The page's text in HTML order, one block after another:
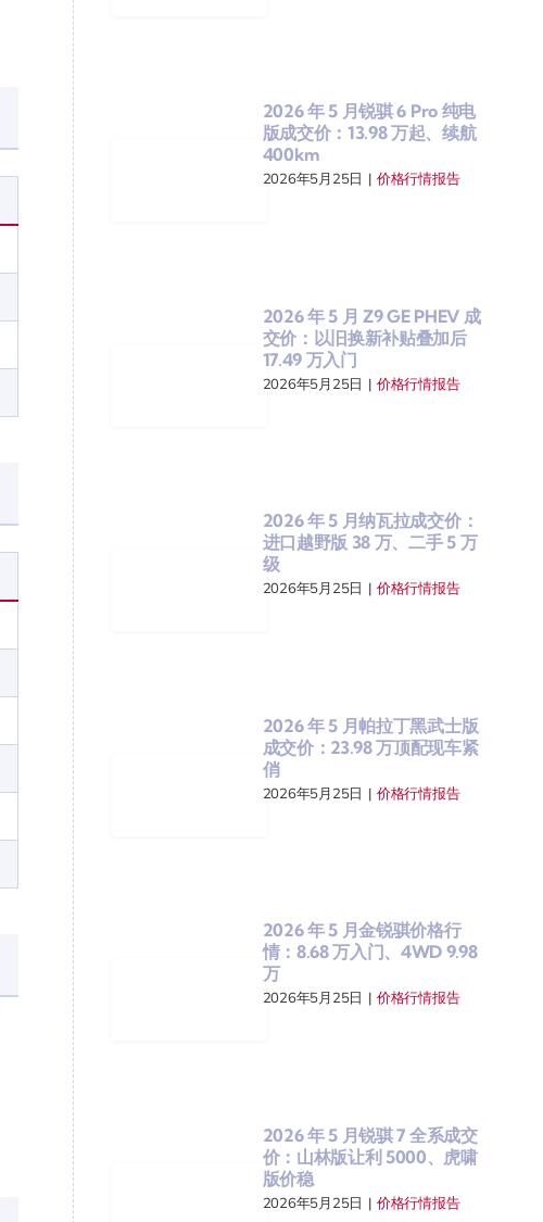
2026 年 5 月锐骐 6 Pro 纯电
版成交价：13.98 万起、续航
400km
2026年5月25日 | 价格行情报告
2026 年 5 月 Z9 GE PHEV 成
交价：以旧换新补贴叠加后
17.49 万入门
2026年5月25日 | 价格行情报告
2026 年 5 月纳瓦拉成交价：
进口越野版 38 万、二手 5 万
级
2026年5月25日 | 价格行情报告
2026 年 5 月帕拉丁黑武士版
成交价：23.98 万顶配现车紧
俏
2026年5月25日 | 价格行情报告
2026 年 5 月金锐骐价格行
情：8.68 万入门、4WD 9.98
万
2026年5月25日 | 价格行情报告
2026 年 5 月锐骐 7 全系成交
价：山林版让利 5000、虎啸
版价稳
2026年5月25日 | 价格行情报告